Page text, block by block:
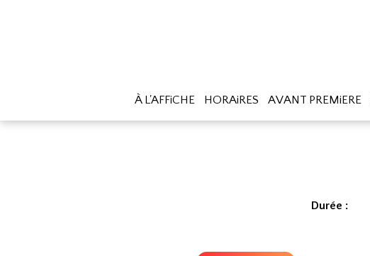
À L'AFFiCHE HORAiRES AVANT PREMiERE
Durée :